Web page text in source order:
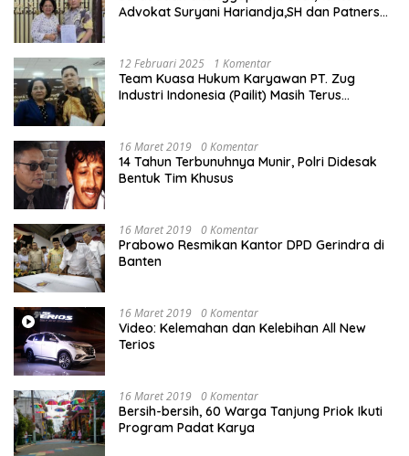
Advokat Suryani Hariandja,SH dan Patners
12 Februari 2025 1 Komentar
Team Kuasa Hukum Karyawan PT. Zug
Industri Indonesia (Pailit) Masih Terus
16 Maret 2019 0 Komentar
14 Tahun Terbunuhnya Munir, Polri Didesak
Bentuk Tim Khusus
16 Maret 2019 0 Komentar
Prabowo Resmikan Kantor DPD Gerindra di
Banten
16 Maret 2019 0 Komentar
Video: Kelemahan dan Kelebihan All New
Terios
16 Maret 2019 0 Komentar
Bersih-bersih, 60 Warga Tanjung Priok Ikuti
Program Padat Karya